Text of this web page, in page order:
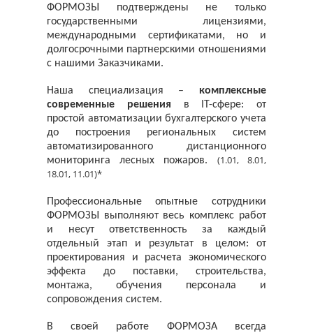
ФОРМОЗЫ подтверждены не только
государственными лицензиями,
международными сертификатами, но и
долгосрочными партнерскими отношениями
с нашими Заказчиками.
Наша специализация –
комплексные
современные решения
в IT-сфере: от
простой автоматизации бухгалтерского учета
до построения региональных систем
автоматизированного дистанционного
мониторинга лесных пожаров. (1.01, 8.01,
18.01, 11.01)*
Профессиональные опытные сотрудники
ФОРМОЗЫ выполняют весь комплекс работ
и несут ответственность за каждый
отдельный этап и результат в целом: от
проектирования и расчета экономического
эффекта до поставки, строительства,
монтажа, обучения персонала и
сопровождения систем.
В своей работе ФОРМОЗА всегда